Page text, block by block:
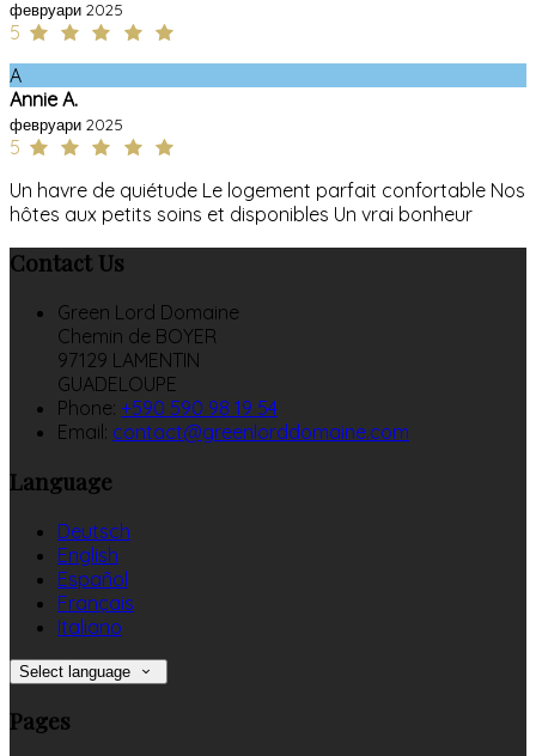
февруари 2025
5
A
Annie A.
февруари 2025
5
Un havre de quiétude Le logement parfait confortable Nos
hôtes aux petits soins et disponibles Un vrai bonheur
Contact Us
Green Lord Domaine
Chemin de BOYER
97129 LAMENTIN
GUADELOUPE
Phone: +590 590 98 19 54
Email: contact@greenlorddomaine.com
Language
Deutsch
English
Español
Français
Italiano
Select language
Pages